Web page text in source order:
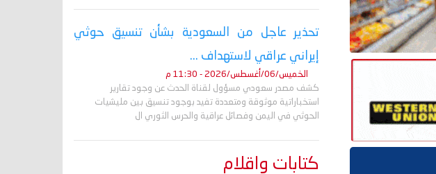
تحذير عاجل من السعودية بشأن تنسيق حوثي
إيراني عراقي لاستهداف ...
الخميس/06/أغسطس/2026 - 11:30 م
كشف مصدر سعودي مسؤول لقناة الحدث عن وجود تقارير
استخباراتية موثوقة ومتعددة تفيد بوجود تنسيق بين مليشيات
الحوثي في اليمن وفصائل عراقية والحرس الثوري ال
كتابات واقلام